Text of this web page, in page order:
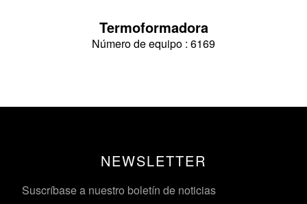
Termoformadora
Número de equipo : 6169
NEWSLETTER
Suscríbase a nuestro boletín de noticias